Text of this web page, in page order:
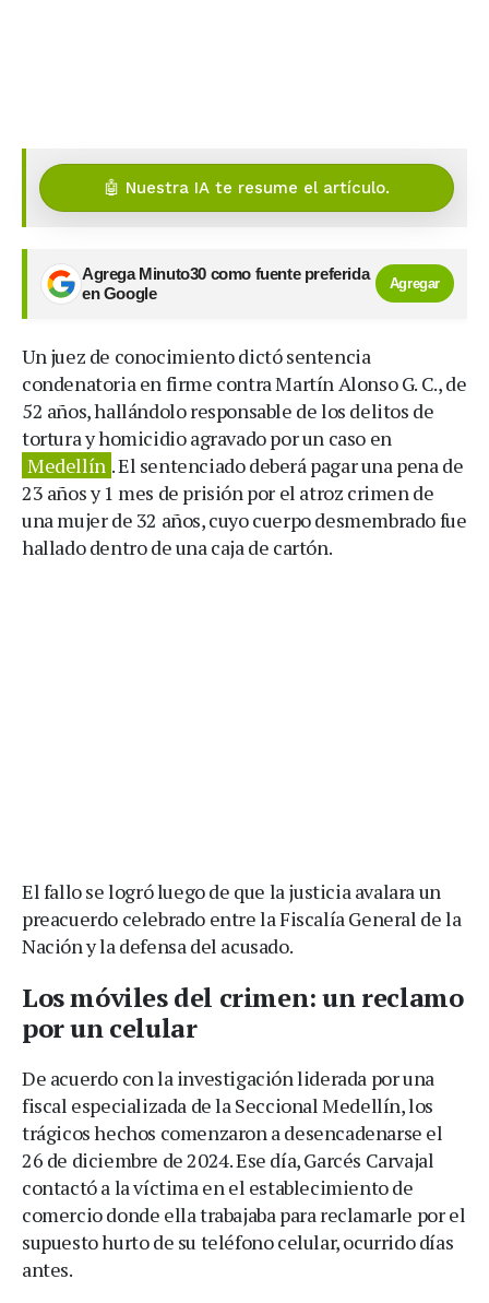
🤖 Nuestra IA te resume el artículo.
Agrega Minuto30 como fuente preferida
en Google
Agregar
Un juez de conocimiento dictó sentencia
condenatoria en firme contra Martín Alonso G. C., de
52 años, hallándolo responsable de los delitos de
tortura y homicidio agravado por un caso en
Medellín . El sentenciado deberá pagar una pena de
23 años y 1 mes de prisión por el atroz crimen de
una mujer de 32 años, cuyo cuerpo desmembrado fue
hallado dentro de una caja de cartón.
El fallo se logró luego de que la justicia avalara un
preacuerdo celebrado entre la Fiscalía General de la
Nación y la defensa del acusado.
Los móviles del crimen: un reclamo
por un celular
De acuerdo con la investigación liderada por una
fiscal especializada de la Seccional Medellín, los
trágicos hechos comenzaron a desencadenarse el
26 de diciembre de 2024. Ese día, Garcés Carvajal
contactó a la víctima en el establecimiento de
comercio donde ella trabajaba para reclamarle por el
supuesto hurto de su teléfono celular, ocurrido días
antes.